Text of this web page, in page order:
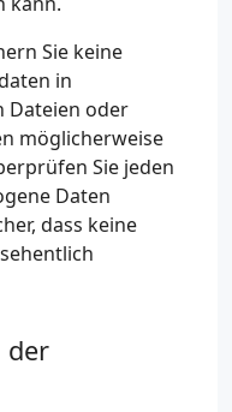
Sie keine
in
Dateien oder
möglicherweise
Sie jeden
Daten
dass keine
der